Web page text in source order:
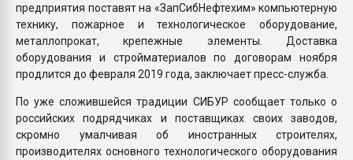
предприятия поставят на «ЗапСибНефтехим» компьютерную
технику, пожарное и технологическое оборудование,
металлопрокат, крепежные элементы. Доставка
оборудования и стройматериалов по договорам ноября
продлится до февраля 2019 года, заключает пресс-служба.
По уже сложившейся традиции СИБУР сообщает только о
российских подрядчиках и поставщиках своих заводов,
скромно умалчивая об иностранных строителях,
производителях основного технологического оборудования